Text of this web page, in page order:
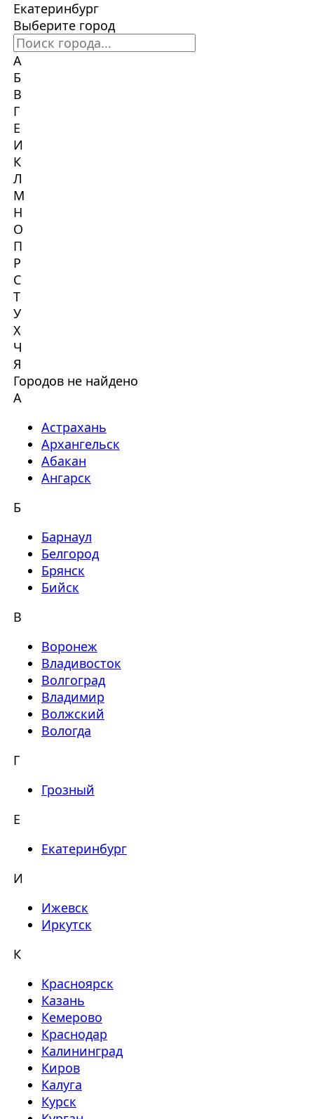
Екатеринбург
Выберите город
А
Б
В
Г
Е
И
К
Л
М
Н
О
П
Р
С
Т
У
Х
Ч
Я
Городов не найдено
А
Астрахань
Архангельск
Абакан
Ангарск
Б
Барнаул
Белгород
Брянск
Бийск
В
Воронеж
Владивосток
Волгоград
Владимир
Волжский
Вологда
Г
Грозный
Е
Екатеринбург
И
Ижевск
Иркутск
К
Красноярск
Казань
Кемерово
Краснодар
Калининград
Киров
Калуга
Курск